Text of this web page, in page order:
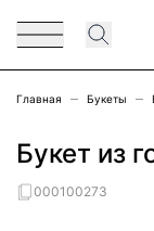
Перейти к
Главная Букеты
Букет из
000100273